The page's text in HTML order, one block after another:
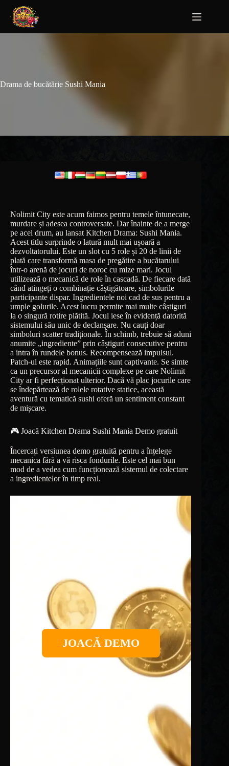
Drama de bucătărie Sushi Mania
Nolimit City este acum faimos pentru temele întunecate,
murdare și adesea controversate. Dar înainte de a merge
pe acel drum, au lansat Kitchen Drama: Sushi Mania.
Acest titlu surprinde o latură mult mai ușoară a
dezvoltatorului. Este un slot cu 5 role și 20 de linii de
plată care transformă masa de pregătire a bucătarului
într-o arenă de jocuri de noroc cu mize mari. Jocul
utilizează o mecanică de role în cascadă. De fiecare dată
când atingeți o combinație câștigătoare, simbolurile
participante dispar. Ingredientele noi cad de sus pentru a
umple golurile. Acest lucru permite mai multe câștiguri
la o singură rotire plătită. Jocul iese în evidență datorită
sistemului său unic de declanșare. Nu cauți doar
simboluri scatter tradiționale. În schimb, trebuie să aduni
anumite „ingrediente” prin câștiguri consecutive pentru
a intra în rundele bonus. Recompensează impulsul.
Patch-ul este rapid. Animațiile sunt captivante. Se simte
ca un precursor al mecanicii complexe pe care Nolimit
City ar fi perfecționat ulterior. Dacă vă plac jocurile care
se îndepărtează de rolele rotative statice, această
aventură cu tematică sushi oferă un sentiment constant
de mișcare.
🎮 Joacă Kitchen Drama Sushi Mania Demo gratuit
Încercați versiunea demo gratuită pentru a înțelege
mecanica fără a vă risca fondurile. Este cel mai bun
mod de a vedea cum funcționează sistemul de colectare
a ingredientelor în timp real.
JOACĂ DEMO